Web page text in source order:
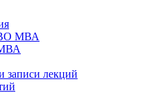
МВА
записи лекций